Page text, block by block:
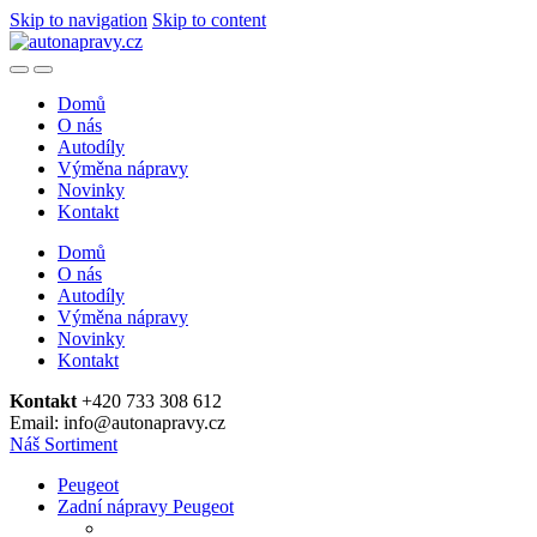
Skip to navigation Skip to content
Domů
O nás
Autodíly
Výměna nápravy
Novinky
Kontakt
Domů
O nás
Autodíly
Výměna nápravy
Novinky
Kontakt
Kontakt +420 733 308 612
Email: info@autonapravy.cz
Náš Sortiment
Peugeot
Zadní nápravy Peugeot